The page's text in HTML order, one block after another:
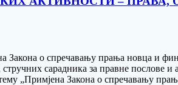
Закона о спречавању прања новца и
сарадника за правне послове
„Примјена Закона о спречавању